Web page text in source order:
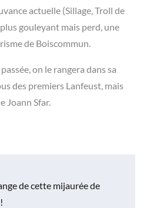
actuelle (Sillage, Troll de
gouleyant mais perd, une
de Boiscommun.
on le rangera dans sa
des premiers Lanfeust, mais
Joann Sfar.
de cette mijaurée de